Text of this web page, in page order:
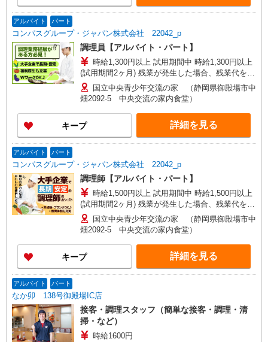
アルバイト パート
コンパスグループ・ジャパン株式会社 22042_p
調理員【アルバイト・パート】
時給1,300円以上 試用期間中 時給1,300円以上
(試用期間2ヶ月) 残業が発生した場合、残業代を1
分単位で別途支給します。
国立中央青少年交流の家 （静岡県御殿場市中
畑2092-5 中央交流の家内食堂）
キープ 詳細を見る
アルバイト パート
コンパスグループ・ジャパン株式会社 22042_p
調理師【アルバイト・パート】
時給1,500円以上 試用期間中 時給1,500円以上
(試用期間2ヶ月) 残業が発生した場合、残業代を1
分単位で別途支給します。
国立中央青少年交流の家 （静岡県御殿場市中
畑2092-5 中央交流の家内食堂）
キープ 詳細を見る
アルバイト パート
なか卯 138号御殿場IC店
接客・調理スタッフ（簡単な接客・調理・清
掃・など）
時給1600円